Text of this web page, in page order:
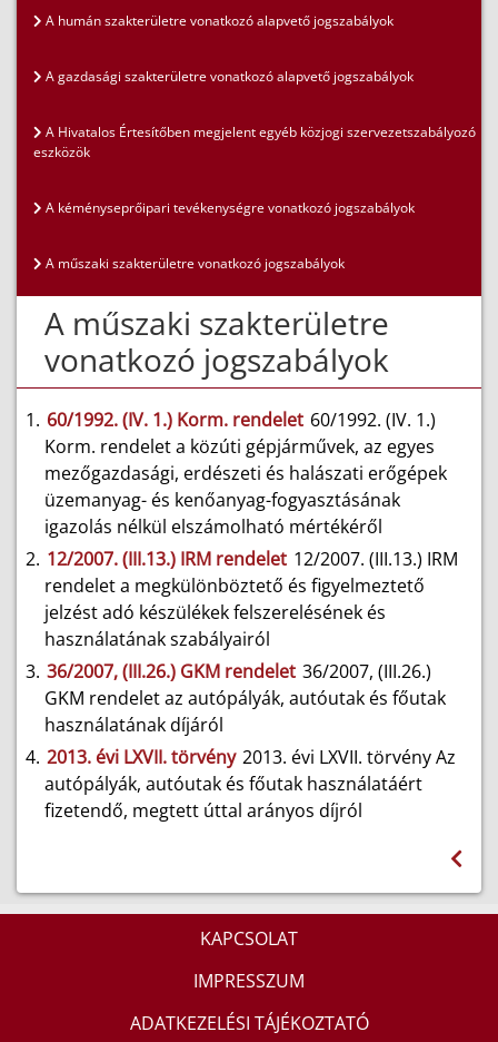
A humán szakterületre vonatkozó alapvető jogszabályok
A gazdasági szakterületre vonatkozó alapvető jogszabályok
A Hivatalos Értesítőben megjelent egyéb közjogi szervezetszabályozó
eszközök
A kéményseprőipari tevékenységre vonatkozó jogszabályok
A műszaki szakterületre vonatkozó jogszabályok
A műszaki szakterületre
vonatkozó jogszabályok
60/1992. (IV. 1.) Korm. rendelet 60/1992. (IV. 1.)
Korm. rendelet a közúti gépjárművek, az egyes
mezőgazdasági, erdészeti és halászati erőgépek
üzemanyag- és kenőanyag-fogyasztásának
igazolás nélkül elszámolható mértékéről
12/2007. (III.13.) IRM rendelet 12/2007. (III.13.) IRM
rendelet a megkülönböztető és figyelmeztető
jelzést adó készülékek felszerelésének és
használatának szabályairól
36/2007, (III.26.) GKM rendelet 36/2007, (III.26.)
GKM rendelet az autópályák, autóutak és főutak
használatának díjáról
2013. évi LXVII. törvény 2013. évi LXVII. törvény Az
autópályák, autóutak és főutak használatáért
fizetendő, megtett úttal arányos díjról
KAPCSOLAT
IMPRESSZUM
ADATKEZELÉSI TÁJÉKOZTATÓ